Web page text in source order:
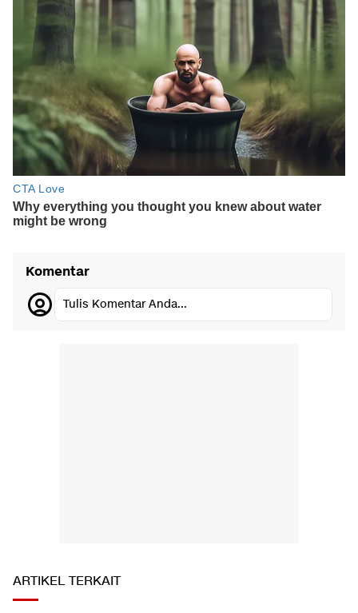
Komentar
Tulis Komentar Anda...
ARTIKEL TERKAIT